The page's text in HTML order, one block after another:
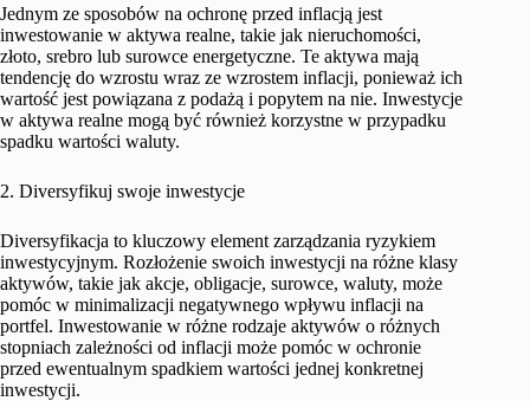
Jednym ze sposobów na ochronę przed inflacją jest
inwestowanie w aktywa realne, takie jak nieruchomości,
złoto, srebro lub surowce energetyczne. Te aktywa mają
tendencję do wzrostu wraz ze wzrostem inflacji, ponieważ ich
wartość jest powiązana z podażą i popytem na nie. Inwestycje
w aktywa realne mogą być również korzystne w przypadku
spadku wartości waluty.
2. Diversyfikuj swoje inwestycje
Diversyfikacja to kluczowy element zarządzania ryzykiem
inwestycyjnym. Rozłożenie swoich inwestycji na różne klasy
aktywów, takie jak akcje, obligacje, surowce, waluty, może
pomóc w minimalizacji negatywnego wpływu inflacji na
portfel. Inwestowanie w różne rodzaje aktywów o różnych
stopniach zależności od inflacji może pomóc w ochronie
przed ewentualnym spadkiem wartości jednej konkretnej
inwestycji.